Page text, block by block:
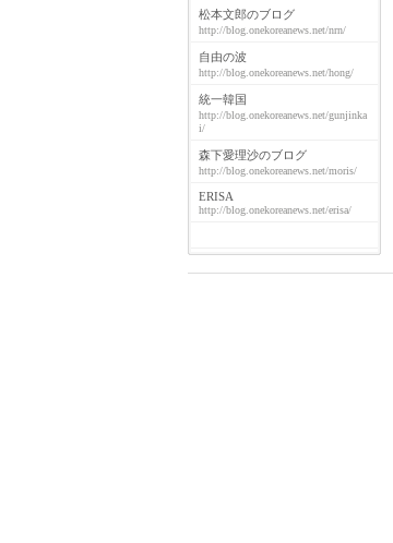
松本文郎のブログ
http://blog.onekoreanews.net/nrn/
自由の波
http://blog.onekoreanews.net/hong/
統一韓国
http://blog.onekoreanews.net/gunjinka
i/
森下愛理沙のブログ
http://blog.onekoreanews.net/moris/
ERISA
http://blog.onekoreanews.net/erisa/